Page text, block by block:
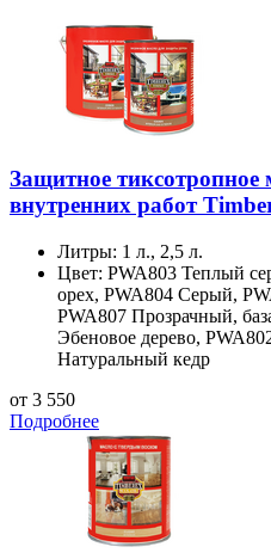
Защитное
внутренних работ
Литры: 1 л., 2,5 л.
Цвет: PWA803 Теплый
орех, PWA804 Серый,
PWA807 Прозрачный,
Эбеновое дерево,
Натуральный кедр
от 3 550
Подробнее